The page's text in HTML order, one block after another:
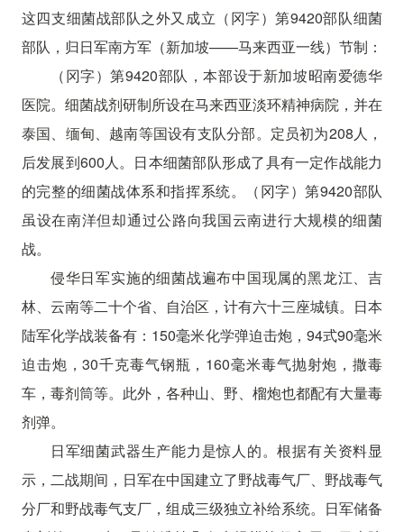
这四支细菌战部队之外又成立（冈字）第9420部队细菌
部队，归日军南方军（新加坡——马来西亚一线）节制：
（冈字）第9420部队，本部设于新加坡昭南爱德华
医院。细菌战剂研制所设在马来西亚淡环精神病院，并在
泰国、缅甸、越南等国设有支队分部。定员初为208人，
后发展到600人。日本细菌部队形成了具有一定作战能力
的完整的细菌战体系和指挥系统。（冈字）第9420部队
虽设在南洋但却通过公路向我国云南进行大规模的细菌
战。
侵华日军实施的细菌战遍布中国现属的黑龙江、吉
林、云南等二十个省、自治区，计有六十三座城镇。日本
陆军化学战装备有：150毫米化学弹迫击炮，94式90毫米
迫击炮，30千克毒气钢瓶，160毫米毒气抛射炮，撒毒
车，毒剂筒等。此外，各种山、野、榴炮也都配有大量毒
剂弹。
日军细菌武器生产能力是惊人的。根据有关资料显
示，二战期间，日军在中国建立了野战毒气厂、野战毒气
分厂和野战毒气支厂，组成三级独立补给系统。日军储备